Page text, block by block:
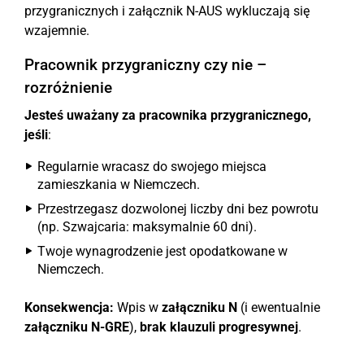
przygranicznych i załącznik N-AUS wykluczają się
wzajemnie.
Pracownik przygraniczny czy nie –
rozróżnienie
Jesteś uważany za pracownika przygranicznego,
jeśli:
Regularnie wracasz do swojego miejsca
zamieszkania w Niemczech.
Przestrzegasz dozwolonej liczby dni bez powrotu
(np. Szwajcaria: maksymalnie 60 dni).
Twoje wynagrodzenie jest opodatkowane w
Niemczech.
Konsekwencja: Wpis w załączniku N (i ewentualnie
załączniku N-GRE), brak klauzuli progresywnej.